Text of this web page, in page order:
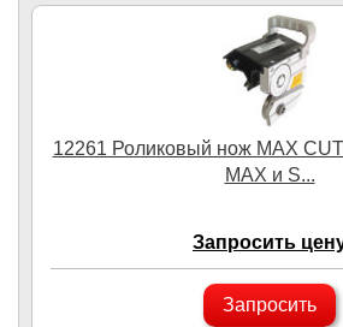
12261 Роликовый нож MAX
MAX и S...
Запросить
Запросить